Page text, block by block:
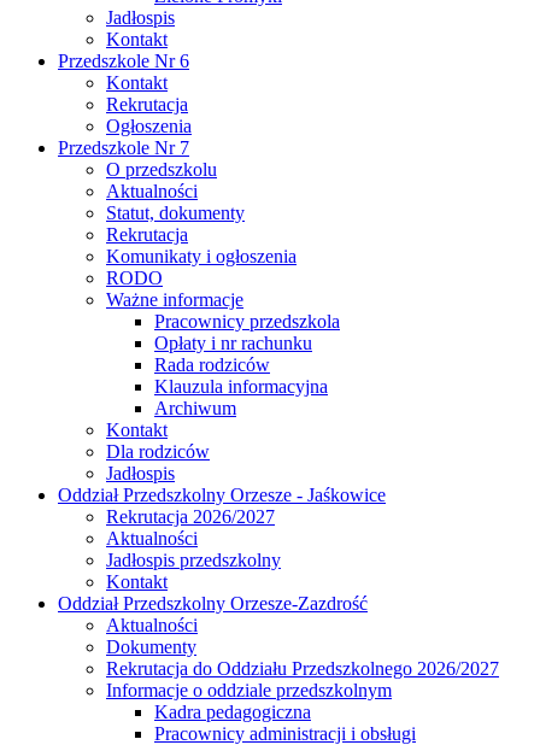
Jadłospis
Kontakt
Przedszkole Nr 6
Kontakt
Rekrutacja
Ogłoszenia
Przedszkole Nr 7
O przedszkolu
Aktualności
Statut, dokumenty
Rekrutacja
Komunikaty i ogłoszenia
RODO
Ważne informacje
Pracownicy przedszkola
Opłaty i nr rachunku
Rada rodziców
Klauzula informacyjna
Archiwum
Kontakt
Dla rodziców
Jadłospis
Oddział Przedszkolny Orzesze - Jaśkowice
Rekrutacja 2026/2027
Aktualności
Jadłospis przedszkolny
Kontakt
Oddział Przedszkolny Orzesze-Zazdrość
Aktualności
Dokumenty
Rekrutacja do Oddziału Przedszkolnego 2026/2027
Informacje o oddziale przedszkolnym
Kadra pedagogiczna
Pracownicy administracji i obsługi